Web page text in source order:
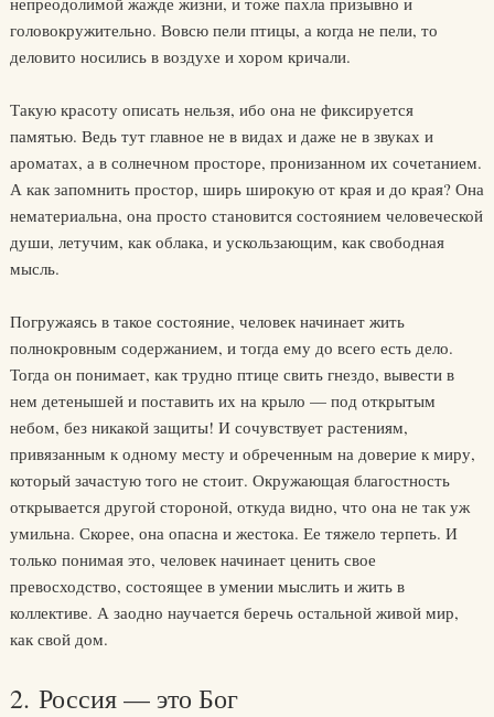
головокружительно. Вовсю пели птицы, а когда не пели, то
деловито носились в воздухе и хором кричали.
Такую красоту описать нельзя, ибо она не фиксируется
памятью. Ведь тут главное не в видах и даже не в звуках и
ароматах, а в солнечном просторе, пронизанном их сочетанием.
А как запомнить простор, ширь широкую от края и до края? Она
нематериальна, она просто становится состоянием человеческой
души, летучим, как облака, и ускользающим, как свободная
мысль.
Погружаясь в такое состояние, человек начинает жить
полнокровным содержанием, и тогда ему до всего есть дело.
Тогда он понимает, как трудно птице свить гнездо, вывести в
нем детенышей и поставить их на крыло — под открытым
небом, без никакой защиты! И сочувствует растениям,
привязанным к одному месту и обреченным на доверие к миру,
который зачастую того не стоит. Окружающая благостность
открывается другой стороной, откуда видно, что она не так уж
умильна. Скорее, она опасна и жестока. Ее тяжело терпеть. И
только понимая это, человек начинает ценить свое
превосходство, состоящее в умении мыслить и жить в
коллективе. А заодно научается беречь остальной живой мир,
как свой дом.
2. Россия — это Бог